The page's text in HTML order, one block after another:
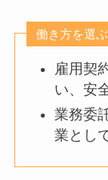
働き方を選
雇用契
い、安
業務委
業とし